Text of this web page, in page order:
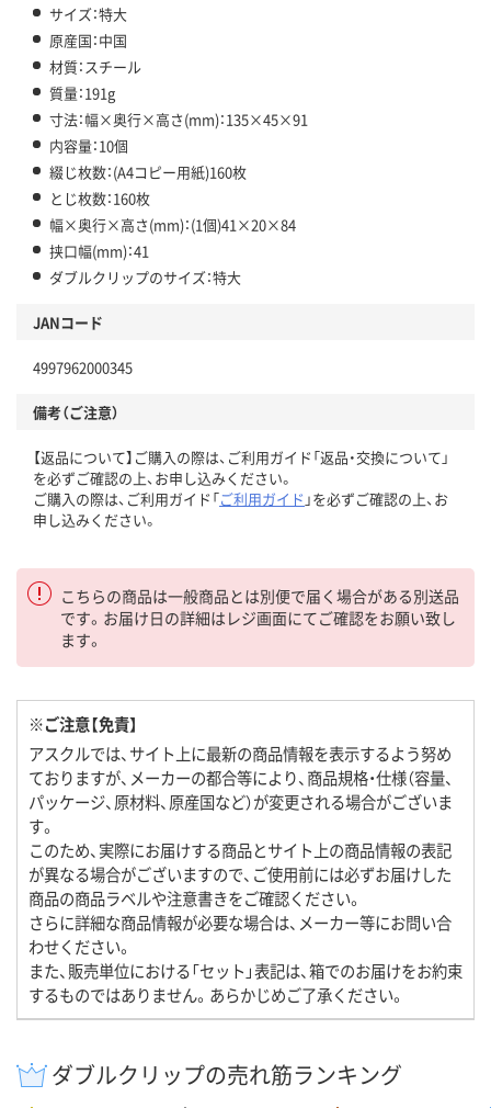
サイズ：特大
原産国：中国
材質：スチール
質量：191g
寸法：幅×奥行×高さ(mm)：135×45×91
内容量：10個
綴じ枚数：(A4コピー用紙)160枚
とじ枚数：160枚
幅×奥行×高さ(mm)：(1個)41×20×84
挟口幅(mm)：41
ダブルクリップのサイズ：特大
JANコード
4997962000345
備考（ご注意）
【返品について】ご購入の際は、ご利用ガイド「返品・交換について」
を必ずご確認の上、お申し込みください。
ご購入の際は、ご利用ガイド「ご利用ガイド 」を必ずご確認の上、お
申し込みください。
こちらの商品は一般商品とは別便で届く場合がある別送品
です。お届け日の詳細はレジ画面にてご確認をお願い致し
ます。
※ご注意【免責】
アスクルでは、サイト上に最新の商品情報を表示するよう努め
ておりますが、メーカーの都合等により、商品規格・仕様（容量、
パッケージ、原材料、原産国など）が変更される場合がございま
す。
このため、実際にお届けする商品とサイト上の商品情報の表記
が異なる場合がございますので、ご使用前には必ずお届けした
商品の商品ラベルや注意書きをご確認ください。
さらに詳細な商品情報が必要な場合は、メーカー等にお問い合
わせください。
また、販売単位における「セット」表記は、箱でのお届けをお約束
するものではありません。あらかじめご了承ください。
ダブルクリップの売れ筋ランキング